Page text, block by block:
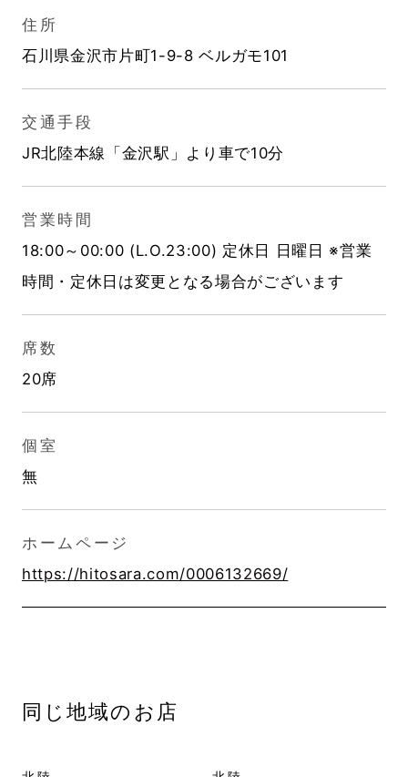
住所
石川県金沢市片町1-9-8 ベルガモ101
交通手段
JR北陸本線「金沢駅」より車で10分
営業時間
18:00～00:00 (L.O.23:00) 定休日 日曜日 ※営業
時間・定休日は変更となる場合がございます
席数
20席
個室
無
ホームページ
https://hitosara.com/0006132669/
同じ地域のお店